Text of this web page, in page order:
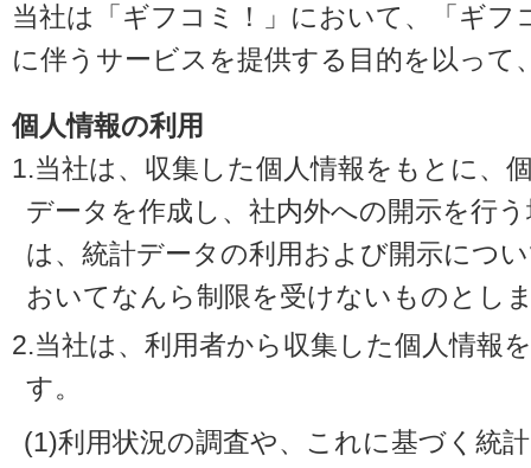
当社は「ギフコミ！」において、「ギ
に伴うサービスを提供する目的を以って
個人情報の利用
1.当社は、収集した個人情報をもとに、
データを作成し、社内外への開示を行
は、統計データの利用および開示につ
おいてなんら制限を受けないものとし
2.当社は、利用者から収集した個人情報
す。
(1)利用状況の調査や、これに基づく統